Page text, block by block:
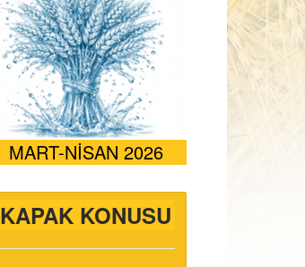
MART-NİSAN 2026
KAPAK KONUSU